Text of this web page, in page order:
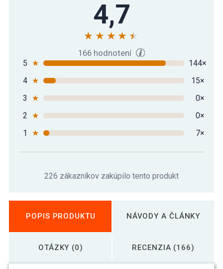
Podložka na jógu MOVIT 190 x 60 x 1,5
cm tmavo tyrkysová
Podložka na jógu MOVIT 190 x 60 x 1,5
cm – žltá
4,7
166 hodnotení
5 ★
144×
4 ★
15×
3
★
0×
2 ★
0×
1
★ 7×
226 zákazníkov zakúpilo tento produkt
POPIS PRODUKTU NÁVODY A ČLÁNKY
OTÁZKY (0) RECENZIA (166)